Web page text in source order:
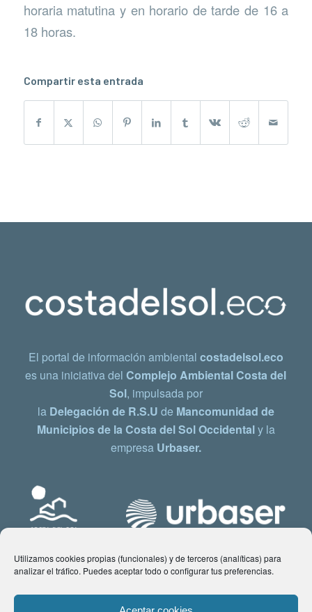
Utilizamos cookies propias (funcionales) y de terceros (analíticas) para
analizar el tráfico. Puedes aceptar todo o configurar tus preferencias.
horaria matutina y en horario de tarde de 16 a
18 horas.
Compartir esta entrada
El portal de información ambiental costadelsol.eco
es una iniciativa delComplejo Ambiental Costa del
Sol, impulsada por
la Delegación de R.S.U de Mancomunidad de
Municipios de la Costa del Sol Occidentaly la
empresa Urbaser.